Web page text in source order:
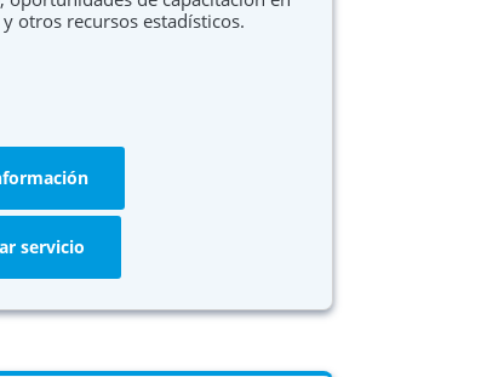
otros recursos estadísticos.
servicio